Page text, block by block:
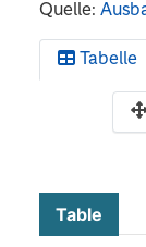
Quelle:
Tabelle